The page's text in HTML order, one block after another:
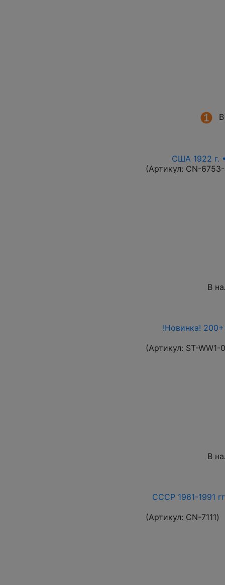
США 1922 г.
(Артикул: CN-
В
!Новинка!
(Артикул: ST-
В
СССР 1961-1991
(Артикул: СN-7111)